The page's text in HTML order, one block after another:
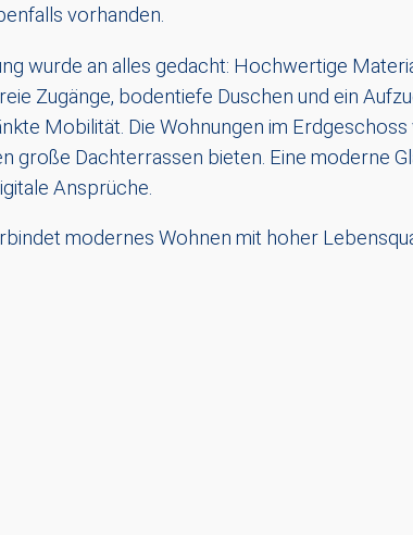
vorhanden.
wurde an alles gedacht: Hochwertige
Zugänge, bodentiefe Duschen und ein
Mobilität. Die Wohnungen im
große Dachterrassen bieten. Eine moderne
Ansprüche.
modernes Wohnen mit hoher